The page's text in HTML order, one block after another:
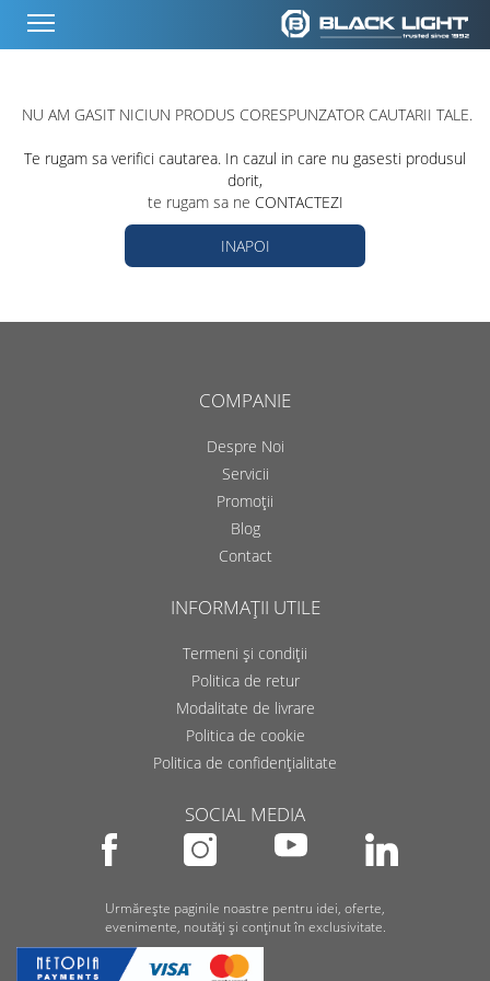
NU AM GASIT NICIUN PRODUS CORESPUNZATOR CAUTARII TALE.
Te rugam sa verifici cautarea. In cazul in care nu gasesti produsul
dorit,
te rugam sa ne CONTACTEZI
INAPOI
COMPANIE
Despre Noi
Servicii
Promoții
Blog
Contact
INFORMAȚII UTILE
Termeni și condiții
Politica de retur
Modalitate de livrare
Politica de cookie
Politica de confidențialitate
SOCIAL MEDIA
Urmărește paginile noastre pentru idei, oferte,
evenimente, noutăți și conținut în exclusivitate.